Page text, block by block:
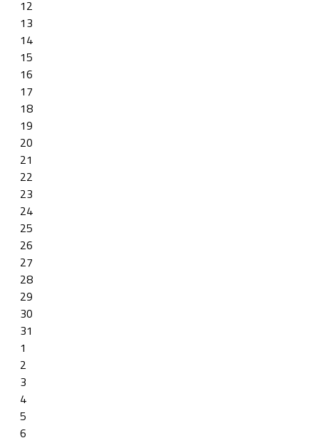
12
13
14
15
16
17
18
19
20
21
22
23
24
25
26
27
28
29
30
31
1
2
3
4
5
6